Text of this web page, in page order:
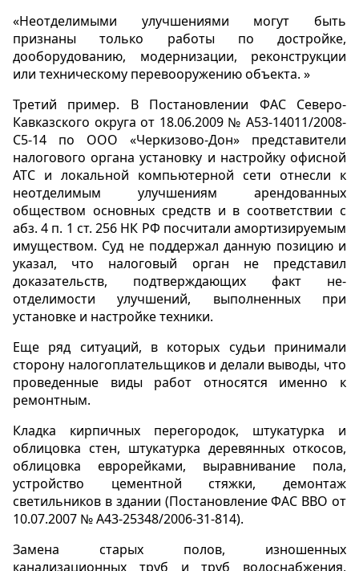
«Неотделимыми улучшениями могут быть
признаны только работы по достройке,
дооборудованию, модернизации, реконструкции
или техническому перевооружению объекта. »
Третий пример. В Постановлении ФАС Северо-
Кавказского округа от 18.06.2009 № А53-14011/2008-
С5-14 по ООО «Черкизово-Дон» представители
налогового органа установку и настройку офисной
АТС и локальной компьютерной сети отнесли к
неотделимым улучшениям арендованных
обществом основных средств и в соответствии с
абз. 4 п. 1 ст. 256 НК РФ посчитали амортизируемым
имуществом. Суд не поддержал данную позицию и
указал, что налоговый орган не представил
доказательств, подтверждающих факт не-
отделимости улучшений, выполненных при
установке и настройке техники.
Еще ряд ситуаций, в которых судьи принимали
сторону налогоплательщиков и делали выводы, что
проведенные виды работ относятся именно к
ремонтным.
Кладка кирпичных перегородок, штукатурка и
облицовка стен, штукатурка деревянных откосов,
облицовка еврорейками, выравнивание пола,
устройство цементной стяжки, демонтаж
светильников в здании (Постановление ФАС ВВО от
10.07.2007 № А43-25348/2006-31-814).
Замена старых полов, изношенных
канализационных труб и труб водоснабжения,